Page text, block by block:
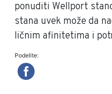
ponuditi Wellport
stana uvek može da
ličnim afinitetima i
Podelite: